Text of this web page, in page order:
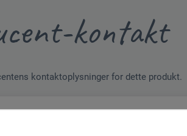
kontakt
kontaktoplysninger for dette produkt.